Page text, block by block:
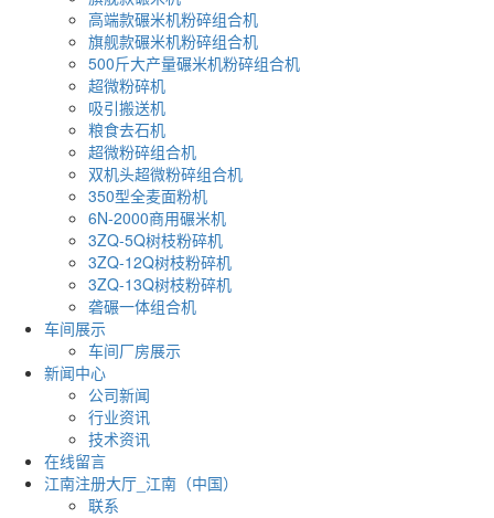
高端款碾米机粉碎组合机
旗舰款碾米机粉碎组合机
500斤大产量碾米机粉碎组合机
超微粉碎机
吸引搬送机
粮食去石机
超微粉碎组合机
双机头超微粉碎组合机
350型全麦面粉机
6N-2000商用碾米机
3ZQ-5Q树枝粉碎机
3ZQ-12Q树枝粉碎机
3ZQ-13Q树枝粉碎机
砻碾一体组合机
车间展示
车间厂房展示
新闻中心
公司新闻
行业资讯
技术资讯
在线留言
江南注册大厅_江南（中国）
联系